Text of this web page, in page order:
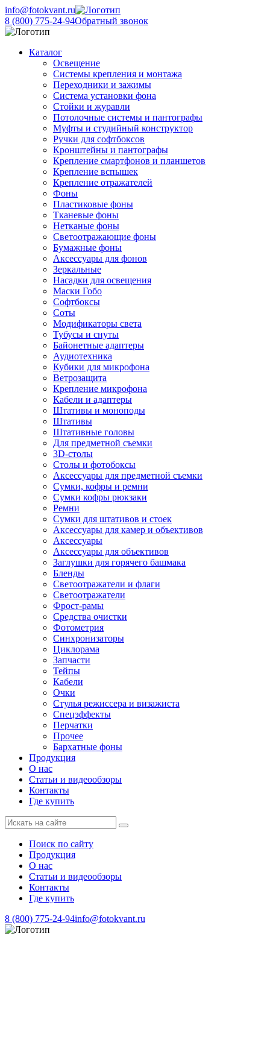
info@fotokvant.ru
8 (800) 775-24-94Обратный звонок
Каталог
Освещение
Системы крепления и монтажа
Переходники и зажимы
Система установки фона
Стойки и журавли
Потолочные системы и пантографы
Муфты и студийный конструктор
Ручки для софтбоксов
Кронштейны и пантографы
Крепление смартфонов и планшетов
Крепление вспышек
Крепление отражателей
Фоны
Пластиковые фоны
Тканевые фоны
Нетканые фоны
Светоотражающие фоны
Бумажные фоны
Аксессуары для фонов
Зеркальные
Насадки для освещения
Маски Гобо
Софтбоксы
Соты
Модификаторы света
Тубусы и снуты
Байонетные адаптеры
Аудиотехника
Кубики для микрофона
Ветрозащита
Крепление микрофона
Кабели и адаптеры
Штативы и моноподы
Штативы
Штативные головы
Для предметной съемки
3D-столы
Столы и фотобоксы
Аксессуары для предметной съемки
Сумки, кофры и ремни
Сумки кофры рюкзаки
Ремни
Сумки для штативов и стоек
Аксессуары для камер и объективов
Аксессуары
Аксессуары для объективов
Заглушки для горячего башмака
Бленды
Светоотражатели и флаги
Светоотражатели
Фрост-рамы
Средства очистки
Фотометрия
Синхронизаторы
Циклорама
Запчасти
Тейпы
Кабели
Очки
Стулья режиссера и визажиста
Спецэффекты
Перчатки
Прочее
Бархатные фоны
Продукция
О нас
Статьи и видеообзоры
Контакты
Где купить
Поиск по сайту
Продукция
О нас
Статьи и видеообзоры
Контакты
Где купить
8 (800) 775-24-94info@fotokvant.ru